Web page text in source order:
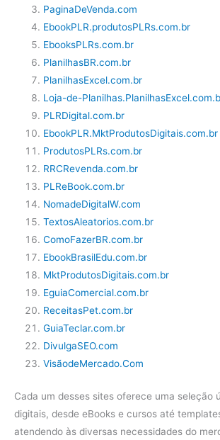
PaginaDeVenda.com
EbookPLR.produtosPLRs.com.br
EbooksPLRs.com.br
PlanilhasBR.com.br
PlanilhasExcel.com.br
Loja-de-
PLRDigital.com.br
EbookPLR.MktProdutosDigitais.com.br
ProdutosPLRs.com.br
RRCRevenda.com.br
PLReBook.com.br
NomadeDigitalW.com
TextosAleatorios.com.br
ComoFazerBR.com.br
EbookBrasilEdu.com.br
MktProdutosDigitais.com.br
EguiaComercial.com.br
ReceitasPet.com.br
GuiaTeclar.com.br
DivulgaSEO.com
VisãodeMercado.Com
Cada um desses sites oferece uma seleção
digitais, desde eBooks e cursos até
atendendo às diversas necessidades do